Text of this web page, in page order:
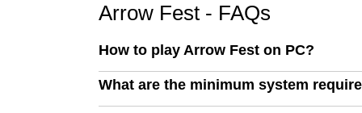
Arrow Fest - FAQs
How to play Arrow Fest on PC?
What are the minimum system